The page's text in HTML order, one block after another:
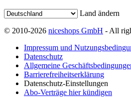
Land ändern
© 2010-2026 niceshops GmbH - All
Impressum und
Datenschutz
Allgemeine
Barrierefreiheitserklärung
Datenschutz-Einstellungen
Abo-Verträge hier kündigen